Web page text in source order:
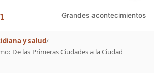
Grandes acontecimientos
y salud/
De las Primeras Ciudades a la Ciudad